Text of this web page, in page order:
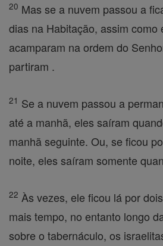
20 Mas se a nuvem passou a
dias na Habitação, assim como
acamparam na ordem do
partiram .
21 Se a nuvem passou a
até a manhã, eles saíram
manhã seguinte. Ou, se ficou
noite, eles saíram somente
22 Às vezes, ele ficou lá por
mais tempo, no entanto longo
sobre o tabernáculo, os